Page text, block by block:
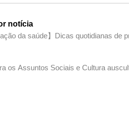
notícia
da saúde】Dicas quotidianas de
os Assuntos Sociais e Cultura